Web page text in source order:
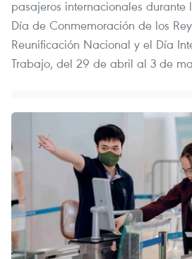
pasajeros internacionales durante
Día de Conmemoración de los
Reunificación Nacional y el Día
Trabajo, del 29 de abril al 3 de